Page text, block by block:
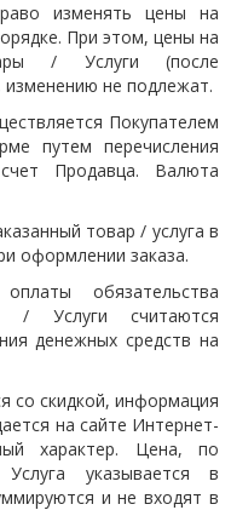
изменять цены на
При этом, цены на
/ Услуги (после
не подлежат.
Покупателем
путем перечисления
Продавца. Валюта
товар / услуга в
оформлении заказа.
обязательства
/ Услуги считаются
денежных средств на
со скидкой, информация
на сайте Интернет-
характер. Цена, по
указывается в
и не входят в